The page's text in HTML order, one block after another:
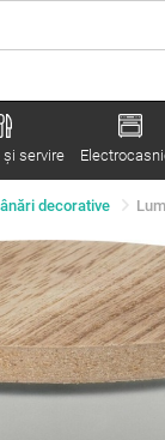
și servire
decorative